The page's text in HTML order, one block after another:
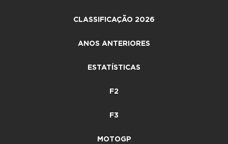
CLASSIFICAÇÃO 2026
ANOS ANTERIORES
ESTATÍSTICAS
F2
F3
MOTOGP